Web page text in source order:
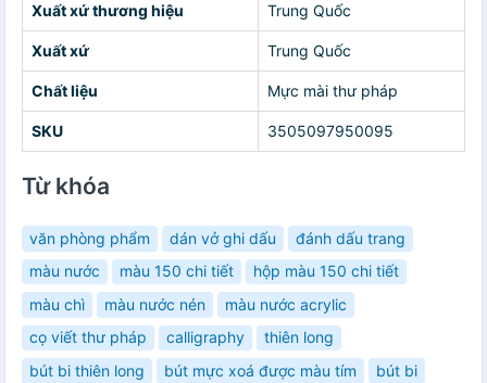
Xuất xứ thương hiệu Trung Quốc
Xuất xứ Trung Quốc
Chất liệu Mực mài thư pháp
SKU 3505097950095
Từ khóa
văn phòng phẩm dán vở ghi dấu
đánh dấu trang
màu nước
màu 150 chi tiết
hộp màu 150 chi tiết
màu chì
màu nước nén
màu nước acrylic
cọ viết thư pháp
calligraphy
thiên long
bút bi thiên long
bút mực xoá được màu tím
bút bi